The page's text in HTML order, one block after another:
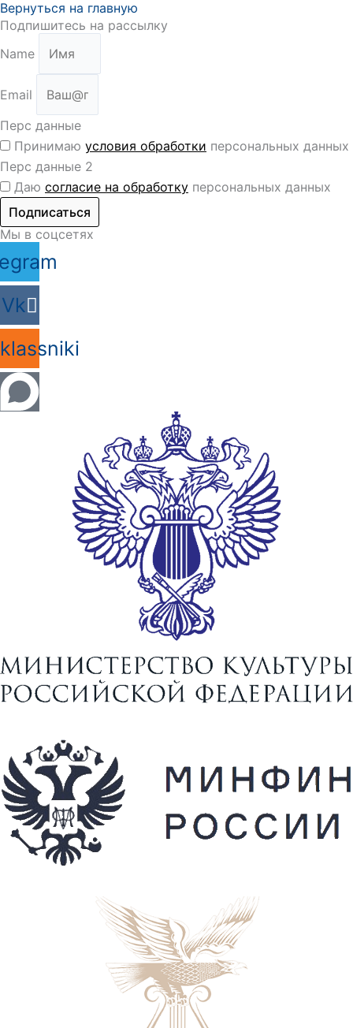
Вернуться на главную
Подпишитесь на рассылку
Name
Email
Перс данные
Принимаю условия обработки персональных данных
Перс данные 2
Даю согласие на обработку персональных данных
Подписаться
Мы в соцсетях
Vk